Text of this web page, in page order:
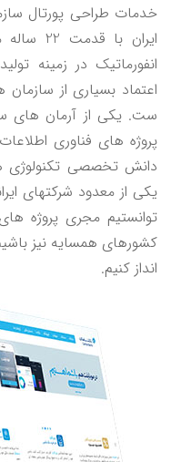
خدمات طراحی پورتال
ایران با قدمت 22
انفورماتیک در زمینه
اعتماد بسیاری از
ست. یکی از آرمان های
پروژه های فناوری
دانش تخصصی تکنولوژی
یکی از معدود شرکتهای
توانستیم مجری پروژه
کشورهای همسایه نیز
انداز کنیم.